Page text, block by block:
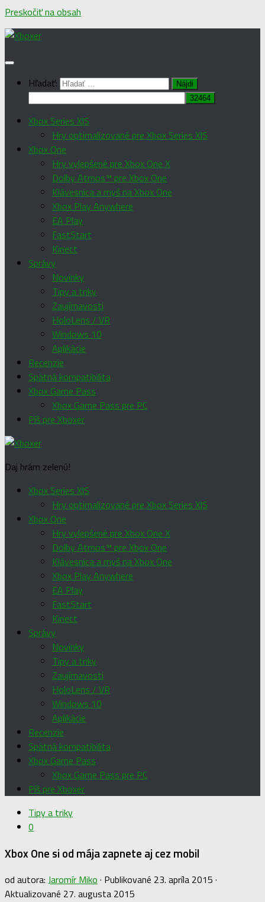
Preskočiť na obsah
Hľadať:
Xbox Series X|S
Hry optimalizované pre Xbox Series X|S
Xbox One
Hry vylepšené pre Xbox One X
Dolby Atmos™ pre Xbox One
Klávesnica a myš na Xbox One
Xbox Play Anywhere
EA Play
FastStart
Kinect
Správy
Novinky
Tipy a triky
Zaujímavosti
HoloLens / VR
Windows 10
Aplikácie
Recenzie
Spätná kompatibilita
Xbox Game Pass
Xbox Game Pass pre PC
Píš pre Xboxer
Daj hrám zelenú!
Xbox Series X|S
Hry optimalizované pre Xbox Series X|S
Xbox One
Hry vylepšené pre Xbox One X
Dolby Atmos™ pre Xbox One
Klávesnica a myš na Xbox One
Xbox Play Anywhere
EA Play
FastStart
Kinect
Správy
Novinky
Tipy a triky
Zaujímavosti
HoloLens / VR
Windows 10
Aplikácie
Recenzie
Spätná kompatibilita
Xbox Game Pass
Xbox Game Pass pre PC
Píš pre Xboxer
Tipy a triky
0
Xbox One si od mája zapnete aj cez mobil
od autora: Jaromír Miko · Publikované 23. apríla 2015 ·
Aktualizované 27. augusta 2015